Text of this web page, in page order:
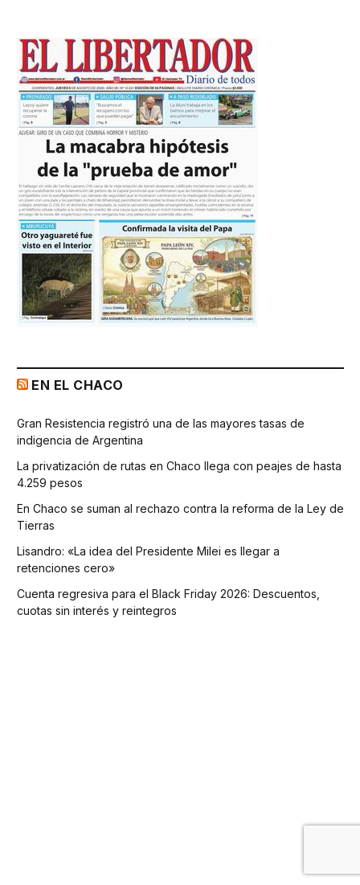
EN EL CHACO
Gran Resistencia registró una de las mayores tasas de
indigencia de Argentina
La privatización de rutas en Chaco llega con peajes de hasta
4.259 pesos
En Chaco se suman al rechazo contra la reforma de la Ley de
Tierras
Lisandro: «La idea del Presidente Milei es llegar a
retenciones cero»
Cuenta regresiva para el Black Friday 2026: Descuentos,
cuotas sin interés y reintegros